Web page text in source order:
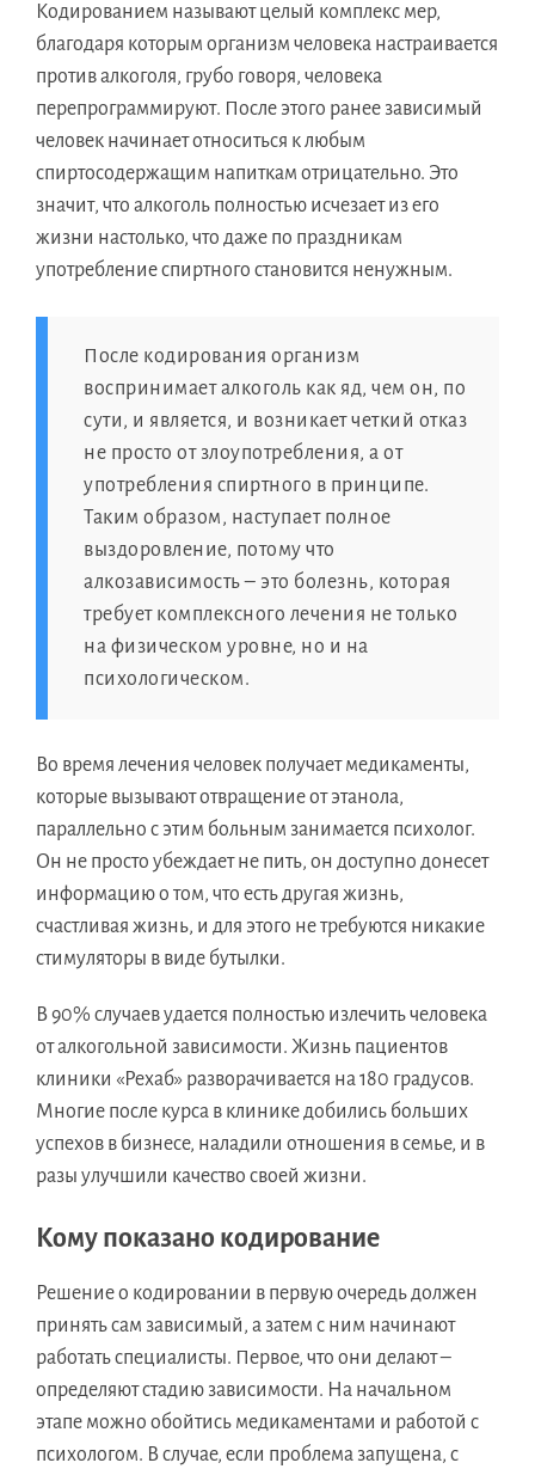
Кодированием называют целый комплекс мер,
благодаря которым организм человека настраивается
против алкоголя, грубо говоря, человека
перепрограммируют. После этого ранее зависимый
человек начинает относиться к любым
спиртосодержащим напиткам отрицательно. Это
значит, что алкоголь полностью исчезает из его
жизни настолько, что даже по праздникам
употребление спиртного становится ненужным.
После кодирования организм
воспринимает алкоголь как яд, чем он, по
сути, и является, и возникает четкий отказ
не просто от злоупотребления, а от
употребления спиртного в принципе.
Таким образом, наступает полное
выздоровление, потому что
алкозависимость – это болезнь, которая
требует комплексного лечения не только
на физическом уровне, но и на
психологическом.
Во время лечения человек получает медикаменты,
которые вызывают отвращение от этанола,
параллельно с этим больным занимается психолог.
Он не просто убеждает не пить, он доступно донесет
информацию о том, что есть другая жизнь,
счастливая жизнь, и для этого не требуются никакие
стимуляторы в виде бутылки.
В 90% случаев удается полностью излечить человека
от алкогольной зависимости. Жизнь пациентов
клиники «Рехаб» разворачивается на 180 градусов.
Многие после курса в клинике добились больших
успехов в бизнесе, наладили отношения в семье, и в
разы улучшили качество своей жизни.
Кому показано кодирование
Решение о кодировании в первую очередь должен
принять сам зависимый, а затем с ним начинают
работать специалисты. Первое, что они делают –
определяют стадию зависимости. На начальном
этапе можно обойтись медикаментами и работой с
психологом. В случае, если проблема запущена, с